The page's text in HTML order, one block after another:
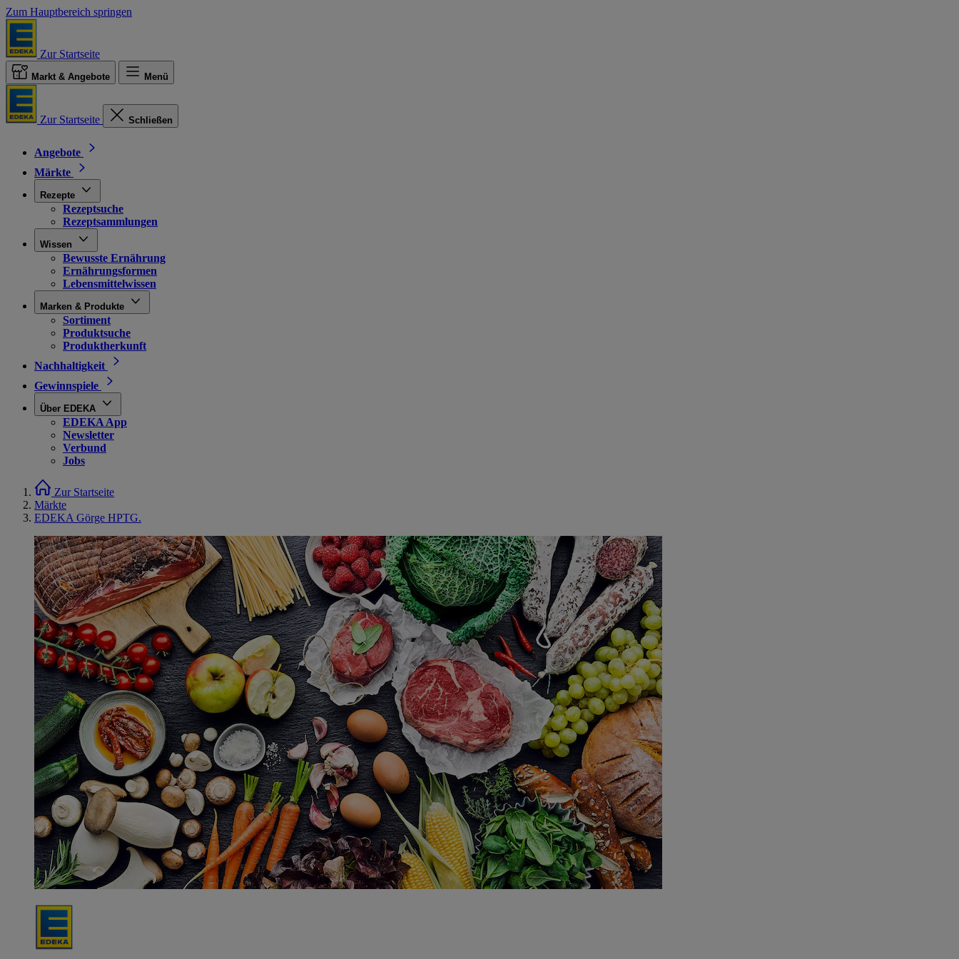
Zum Hauptbereich springen
Zur Startseite
Markt & Angebote Menü
Zur Startseite Schließen
Angebote
Märkte
Rezepte
Rezeptsuche
Rezeptsammlungen
Wissen
Bewusste Ernährung
Ernährungsformen
Lebensmittelwissen
Marken & Produkte
Sortiment
Produktsuche
Produktherkunft
Nachhaltigkeit
Gewinnspiele
Über EDEKA
EDEKA App
Newsletter
Verbund
Jobs
Zur Startseite
Märkte
EDEKA Görge HPTG.